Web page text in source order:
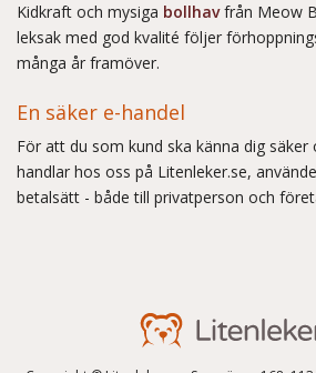
Kidkraft och mysiga bollhavfrån Meow
leksak med god kvalité följer
många år framöver.
En säker e-handel
För att du som kund ska känna dig säker
handlar hos oss på Litenleker.se,
betalsätt - både till privatperson och